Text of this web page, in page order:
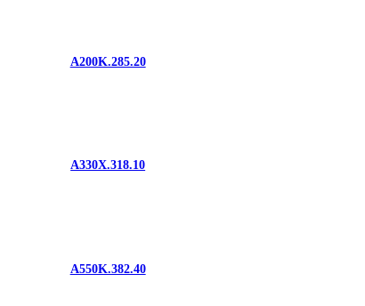
A200K.285.20
A330X.318.10
A550K.382.40